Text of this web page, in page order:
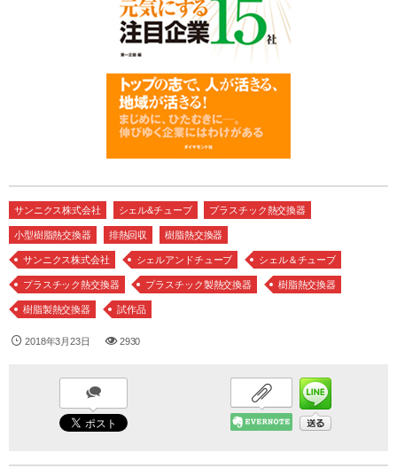
サンニクス株式会社 シェル&チューブ プラスチック熱交換器
小型樹脂熱交換器 排熱回収 樹脂熱交換器
サンニクス株式会社 シェルアンドチューブ シェル＆チューブ
プラスチック熱交換器 プラスチック製熱交換器 樹脂熱交換器
樹脂製熱交換器 試作品
2018年3月23日 2930